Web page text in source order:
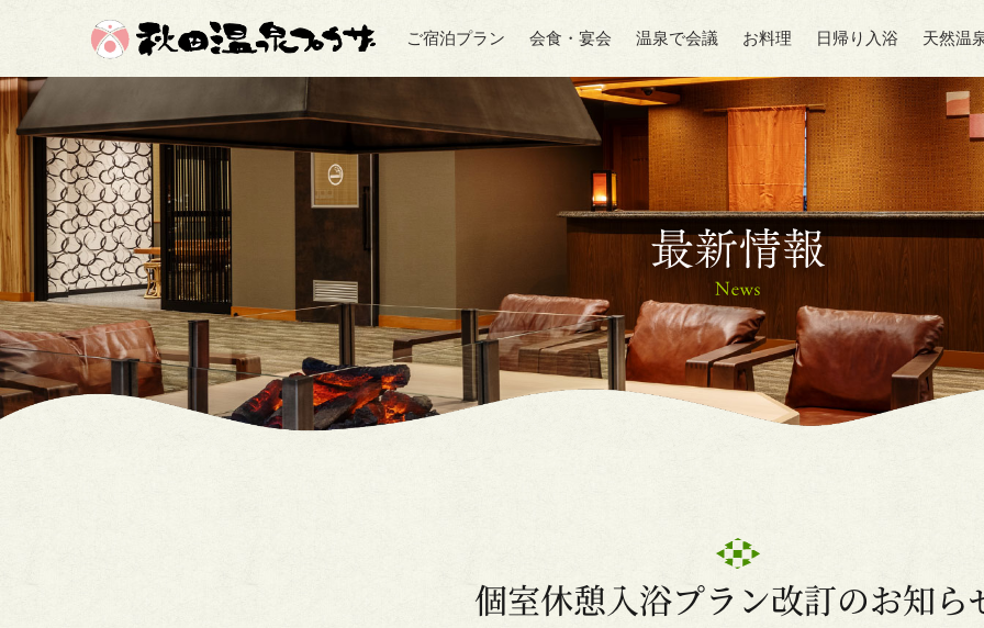
ご宿泊プラン 会食・宴会 温泉で会議 お料理 日帰り入浴 天然温
個室休憩入浴プラン改訂のお知ら